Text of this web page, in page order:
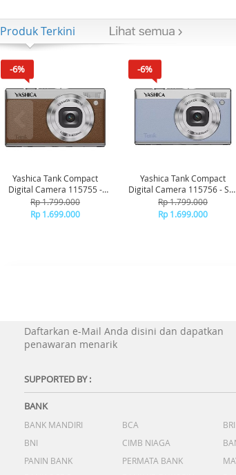
Produk Terkini
-6%
Yashica Tank Compact
Digital Camera 115755 -
Brown
Rp 1.799.000
Rp 1.699.000
-6%
Yashica Tank Compact
Digital Camera 115756 - Sky
Blue
Rp 1.799.000
Rp 1.699.000
Daftarkan e-Mail Anda disini dan dapatkan
penawaran menarik
SUPPORTED BY :
BANK
BANK MANDIRI BCA
BRI
BNI
CIMB NIAGA
PANIN BANK
PERMATA BANK